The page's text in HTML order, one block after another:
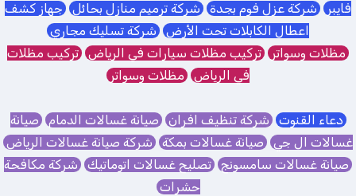
فايبر شركة عزل فوم بجدة شركة ترميم منازل بحائل جهاز كشف
اعطال الكابلات تحت الأرض شركة تسليك مجاري
مظلات وسواتر تركيب مظلات سيارات في الرياض تركيب مظلات
في الرياض مظلات وسواتر
دعاء القنوت شركة تنظيف افران صيانة غسالات الدمام صيانة
غسالات ال جي صيانة غسالات بمكة شركة صيانة غسالات الرياض
صيانة غسالات سامسونج تصليح غسالات اتوماتيك شركة مكافحة
حشرات